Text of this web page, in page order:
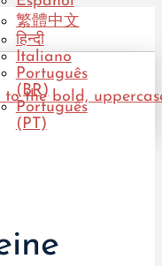
繁體中文
हिन्दी
Italiano
Português
(BR)
Português
(PT)